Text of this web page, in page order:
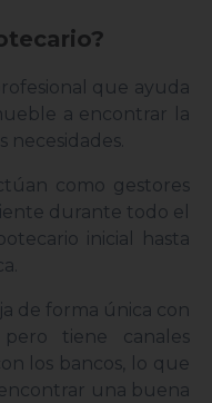
que ayuda
a encontrar la
necesidades.
como gestores
durante todo el
inicial hasta
de forma única con
tiene canales
los bancos, lo que
una buena